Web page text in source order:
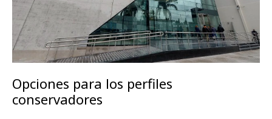
Opciones para los perfiles
conservadores